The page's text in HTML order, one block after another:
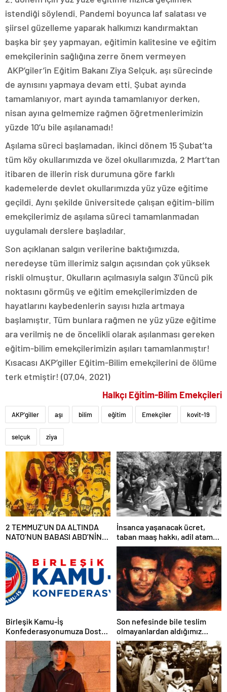
istendiği söylendi. Pandemi boyunca laf salatası ve
şiirsel güzelleme yaparak halkımızı kandırmaktan
başka bir şey yapmayan, eğitimin kalitesine ve eğitim
emekçilerinin sağlığına zerre önem vermeyen
AKP’giler’in Eğitim Bakanı Ziya Selçuk, aşı sürecinde
de aynısını yapmaya devam etti. Şubat ayında
tamamlanıyor, mart ayında tamamlanıyor derken,
nisan ayına gelmemize rağmen öğretmenlerimizin
yüzde 10’u bile aşılanamadı!
Aşılama süreci başlamadan, ikinci dönem 15 Şubat’ta
tüm köy okullarımızda ve özel okullarımızda, 2 Mart’tan
itibaren de illerin risk durumuna göre farklı
kademelerde devlet okullarımızda yüz yüze eğitime
geçildi. Aynı şekilde üniversitede çalışan eğitim-bilim
emekçilerimiz de aşılama süreci tamamlanmadan
uygulamalı derslere başladılar.
Son açıklanan salgın verilerine baktığımızda,
neredeyse tüm illerimiz salgın açısından çok yüksek
riskli olmuştur. Okulların açılmasıyla salgın 3’üncü pik
noktasını görmüş ve eğitim emekçilerimizden de
hayatlarını kaybedenlerin sayısı hızla artmaya
başlamıştır. Tüm bunlara rağmen ne yüz yüze eğitime
ara verilmiş ne de öncelikli olarak aşılanması gereken
eğitim-bilim emekçilerimizin aşıları tamamlanmıştır!
Kısacası AKP’giller Eğitim-Bilim emekçilerini de ölüme
terk etmiştir! (07.04. 2021)
Halkçı Eğitim-Bilim Emekçileri
AKP'giller aşı bilim eğitim Emekçiler kovit-19
selçuk ziya
2 TEMMUZ’UN DA ALTINDA
NATO’NUN BABASI ABD’NİN
İnsanca yaşanacak ücret,
taban maaş hakkı, adil atama
sistemi, laik, bilimsel,
demokratik, parasız bir eğitim
sistemi sağlanana dek
mücadelemizi sürdüreceğiz.
Birleşik Kamu-İş
Konfederasyonumuza Dostça
Uyarı ve Önerimizdir:
Son nefesinde bile teslim
olmayanlardan aldığımız
bayrağı “Tam Bağımsız
Türkiye” mücadelemizde
dalgalandırıyoruz.